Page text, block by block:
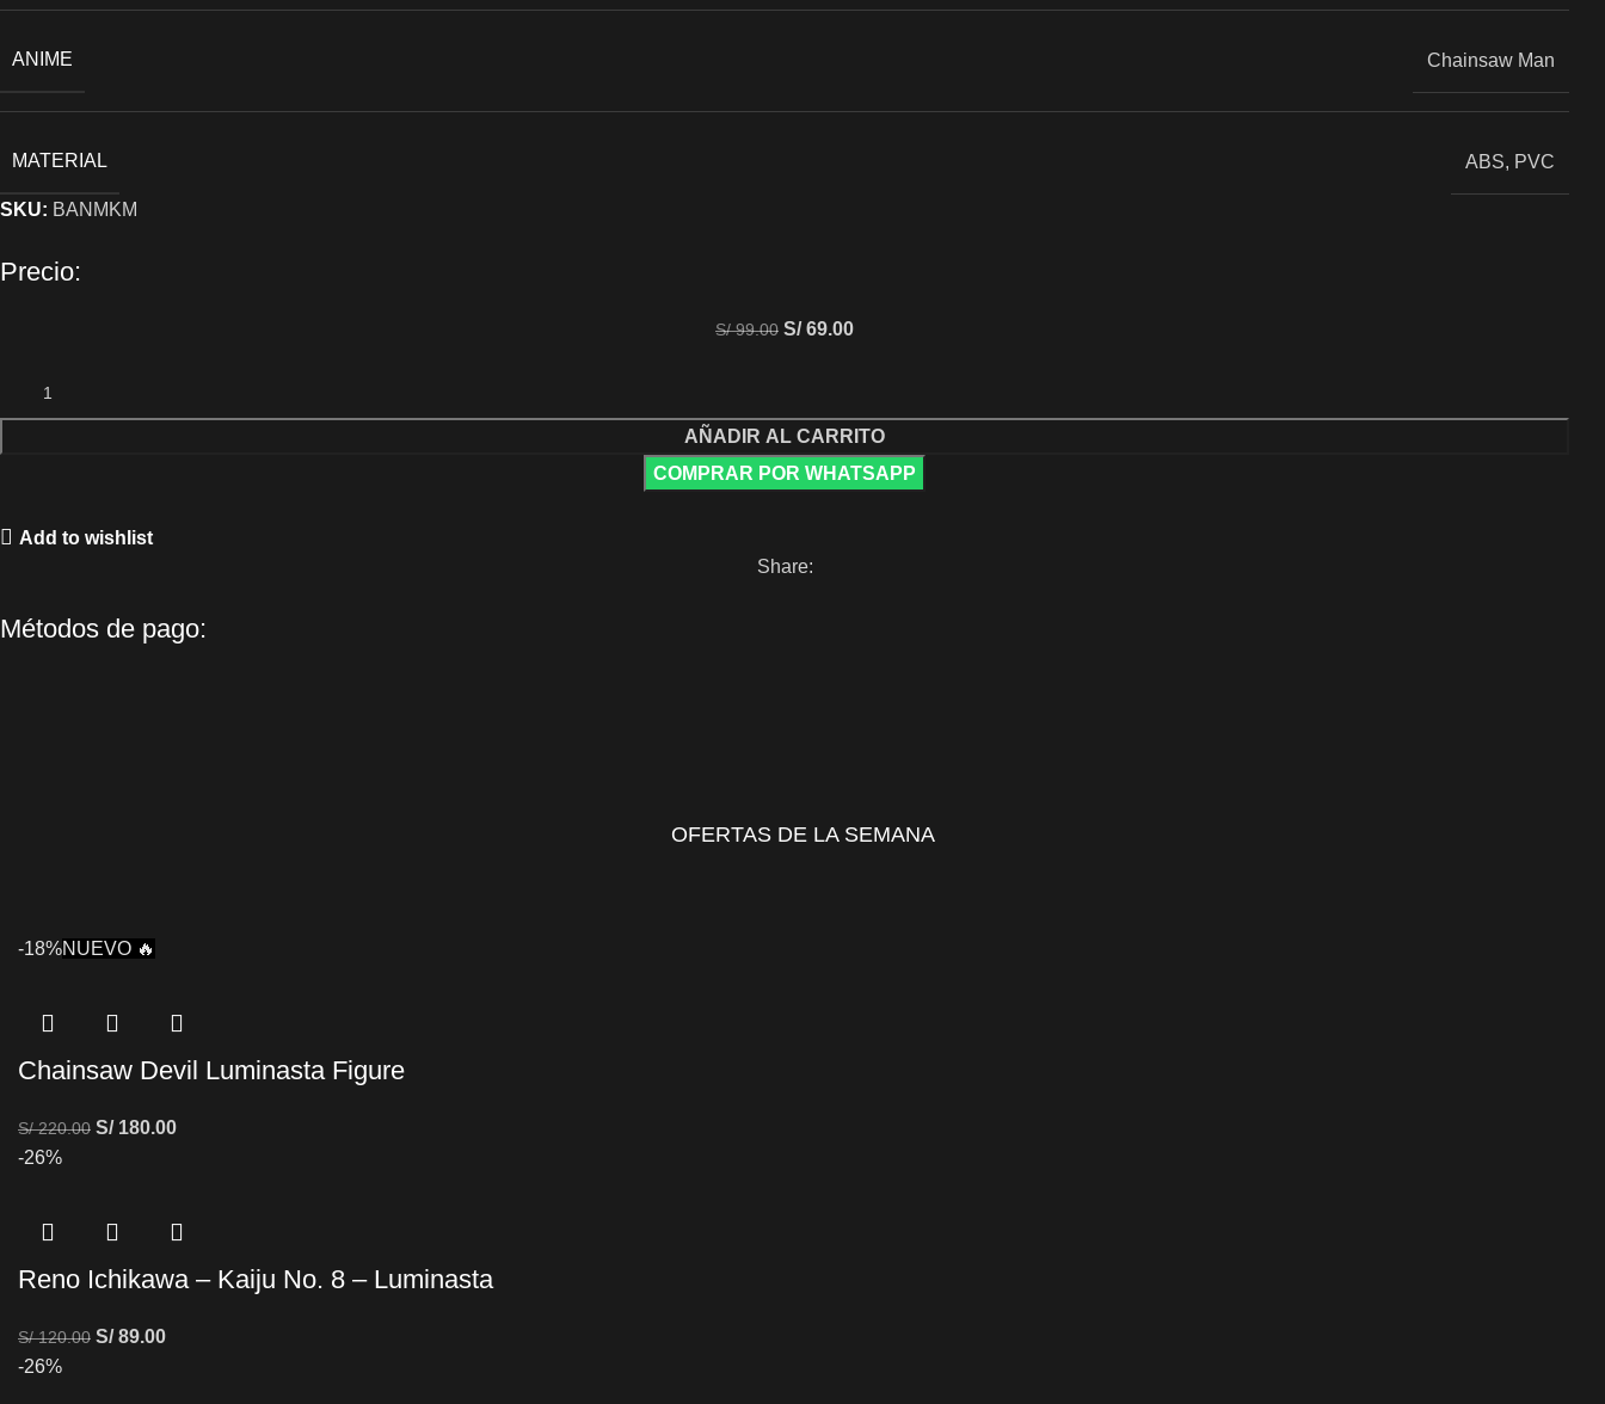
ANIME Chainsaw Man
MATERIAL ABS, PVC
SKU: BANMKM
Precio:
S/99.00 S/69.00
AÑADIR AL CARRITO
COMPRAR POR WHATSAPP
Add to wishlist
Share:
Métodos de pago:
OFERTAS DE LA SEMANA
-18%NUEVO 🔥
Chainsaw Devil Luminasta Figure
S/220.00 S/180.00
-26%
Reno Ichikawa – Kaiju No. 8 – Luminasta
S/120.00 S/89.00
-26%